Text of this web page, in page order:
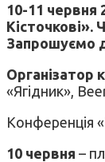
10-11 червня
Кісточкові».
Запрошуємо
Організатор
«Ягідник»,
Конференція
10 червня –